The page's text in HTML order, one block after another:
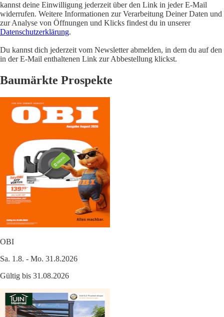
kannst deine Einwilligung jederzeit über den Link in jeder E-Mail
widerrufen. Weitere Informationen zur Verarbeitung Deiner Daten und
zur Analyse von Öffnungen und Klicks findest du in unserer
Datenschutzerklärung.
Du kannst dich jederzeit vom Newsletter abmelden, in dem du auf den
in der E-Mail enthaltenen Link zur Abbestellung klickst.
Baumärkte Prospekte
OBI
Sa. 1.8. - Mo. 31.8.2026
Gültig bis 31.08.2026